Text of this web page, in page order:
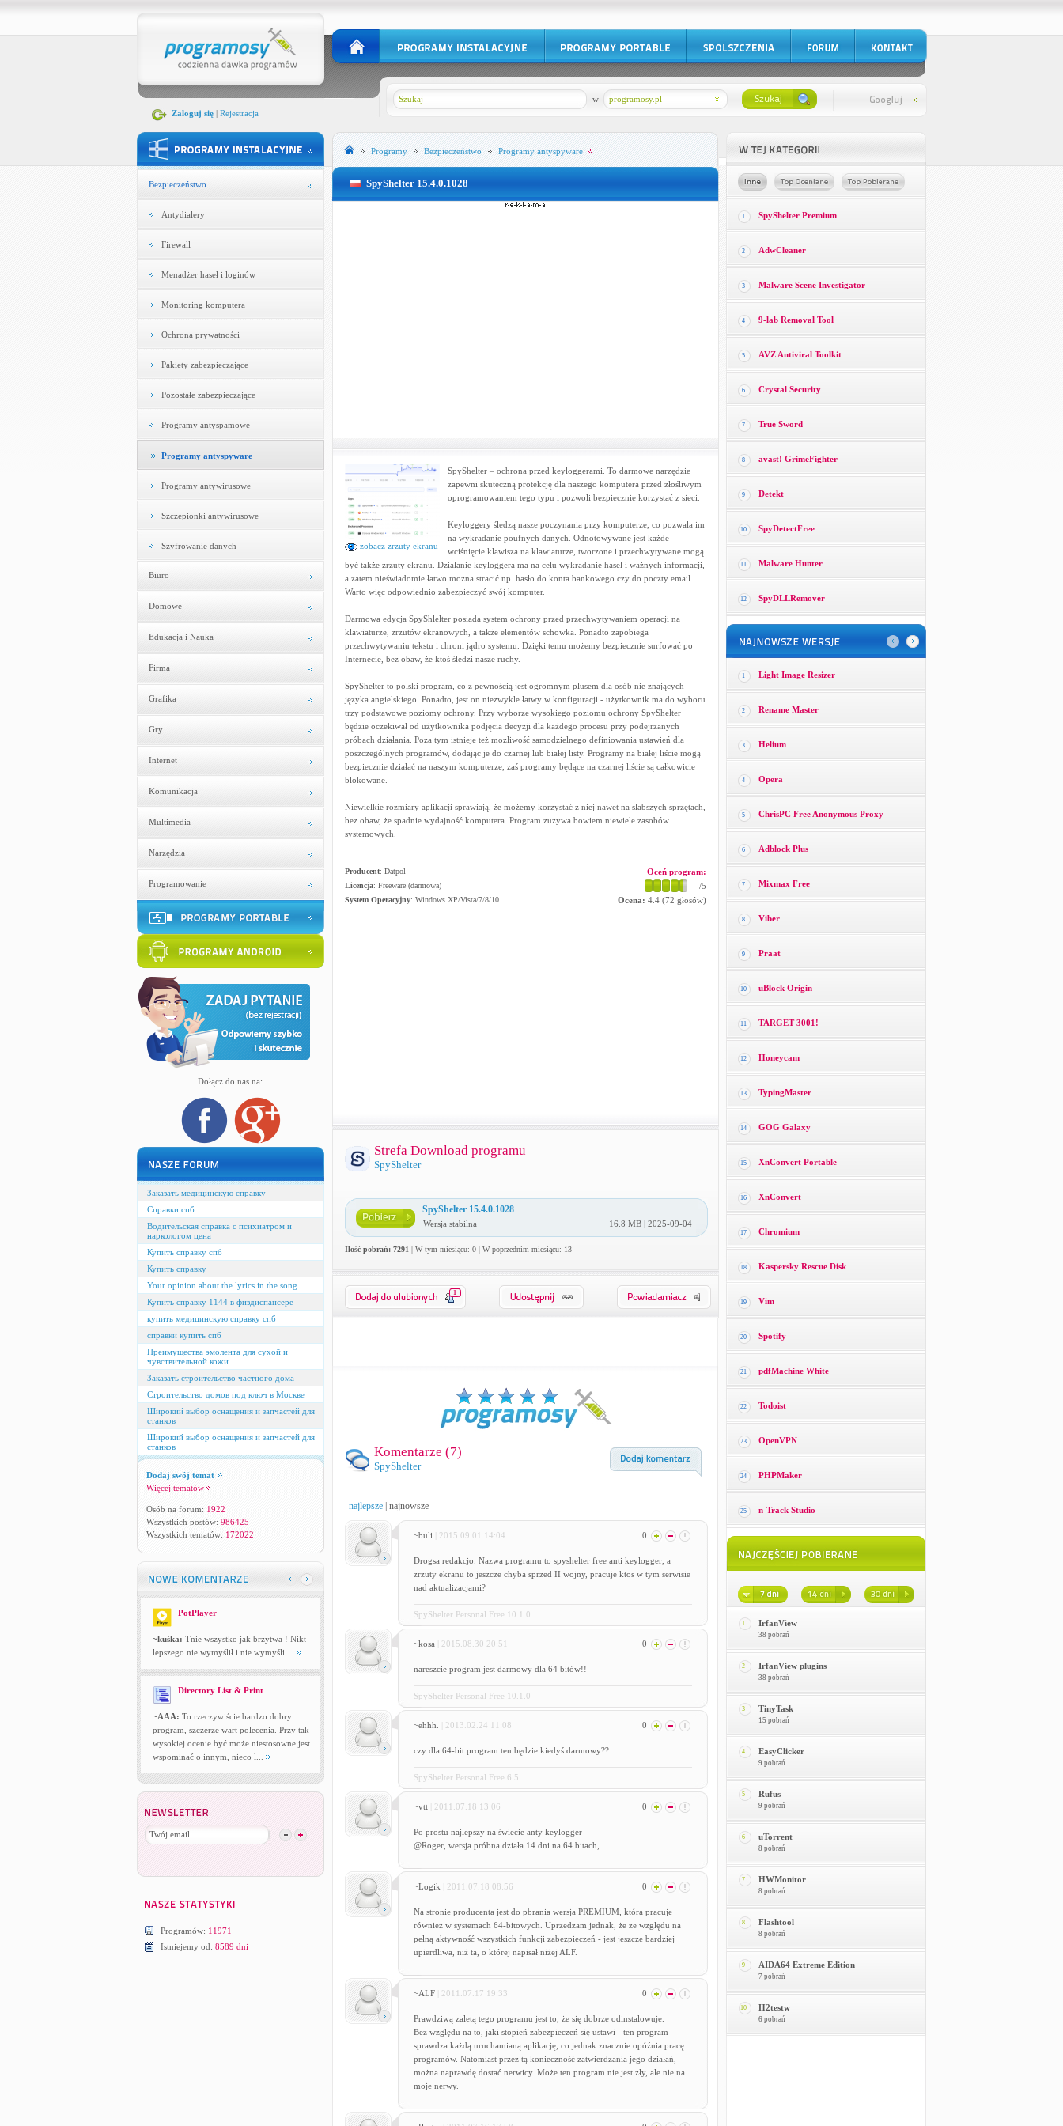
Zaloguj się| Rejestracja
programosy.pl
w
Bezpieczeństwo
Antydialery
Firewall
Menadżer haseł i loginów
Monitoring komputera
Ochrona prywatności
Pakiety zabezpieczające
Pozostałe zabezpieczające
Programy antyspamowe
Programy antyspyware
Programy antywirusowe
Szczepionki antywirusowe
Szyfrowanie danych
Biuro
Domowe
Edukacja i Nauka
Firma
Grafika
Gry
Internet
Komunikacja
Multimedia
Narzędzia
Programowanie
Dołącz do nas na:
Заказать медицинскую справку
Справки спб
Водительская справка с психиатром и
наркологом цена
Купить справку спб
Купить справку
Your opinion about the lyrics in the song
Купить справку 1144 в физдиспансере
купить медицинскую справку спб
справки купить спб
Преимущества эмолента для сухой и
чувствительной кожи
Заказать строительство частного дома
Строительство домов под ключ в Москве
Широкий выбор оснащения и запчастей для
станков
Широкий выбор оснащения и запчастей для
станков
Dodaj swój temat
Więcej tematów
Osób na forum: 1922
Wszystkich postów: 986425
Wszystkich tematów: 172022
PotPlayer
~kuśka: Tnie wszystko jak brzytwa ! Nikt
lepszego nie wymyślił i nie wymyśli ...
Directory List & Print
~AAA: To rzeczywiście bardzo dobry
program, szczerze wart polecenia. Przy tak
wysokiej ocenie być może niestosowne jest
wspominać o innym, nieco l...
Programów: 11971
Istniejemy od: 8589 dni
Programy Bezpieczeństwo Programy antyspyware
SpyShelter 15.4.0.1028
zobacz zrzuty ekranu
SpyShelter – ochrona przed keyloggerami. To darmowe narzędzie
zapewni skuteczną protekcję dla naszego komputera przed złośliwym
oprogramowaniem tego typu i pozwoli bezpiecznie korzystać z sieci.
Keyloggery śledzą nasze poczynania przy komputerze, co pozwala im
na wykradanie poufnych danych. Odnotowywane jest każde
wciśnięcie klawisza na klawiaturze, tworzone i przechwytywane mogą
być także zrzuty ekranu. Działanie keyloggera ma na celu wykradanie haseł i ważnych informacji,
a zatem nieświadomie łatwo można stracić np. hasło do konta bankowego czy do poczty email.
Warto więc odpowiednio zabezpieczyć swój komputer.
Darmowa edycja SpyShlelter posiada system ochrony przed przechwytywaniem operacji na
klawiaturze, zrzutów ekranowych, a także elementów schowka. Ponadto zapobiega
przechwytywaniu tekstu i chroni jądro systemu. Dzięki temu możemy bezpiecznie surfować po
Internecie, bez obaw, że ktoś śledzi nasze ruchy.
SpyShelter to polski program, co z pewnością jest ogromnym plusem dla osób nie znających
języka angielskiego. Ponadto, jest on niezwykle łatwy w konfiguracji - użytkownik ma do wyboru
trzy podstawowe poziomy ochrony. Przy wyborze wysokiego poziomu ochrony SpyShelter
będzie oczekiwał od użytkownika podjęcia decyzji dla każdego procesu przy podejrzanych
próbach działania. Poza tym istnieje też możliwość samodzielnego definiowania ustawień dla
poszczególnych programów, dodając je do czarnej lub białej listy. Programy na białej liście mogą
bezpiecznie działać na naszym komputerze, zaś programy będące na czarnej liście są całkowicie
blokowane.
Niewielkie rozmiary aplikacji sprawiają, że możemy korzystać z niej nawet na słabszych sprzętach,
bez obaw, że spadnie wydajność komputera. Program zużywa bowiem niewiele zasobów
systemowych.
Producent: Datpol
Licencja: Freeware (darmowa)
System Operacyjny: Windows XP/Vista/7/8/10
Oceń program:
-/5
Ocena: 4.4(72 głosów)
Strefa Download programu
SpyShelter
SpyShelter 15.4.0.1028
Wersja stabilna 16.8 MB | 2025-09-04
Ilość pobrań: 7291 | W tym miesiącu: 0 | W poprzednim miesiącu: 13
1
Komentarze (7)
SpyShelter
najlepsze| najnowsze
~buli | 2015.09.01 14:04 0
Drogsa redakcjo. Nazwa programu to spyshelter free anti keylogger, a
zrzuty ekranu to jeszcze chyba sprzed II wojny, pracuje ktos w tym serwisie
nad aktualizacjami?
SpyShelter Personal Free 10.1.0
~kosa | 2015.08.30 20:51 0
nareszcie program jest darmowy dla 64 bitów!!
SpyShelter Personal Free 10.1.0
~ehhh. | 2013.02.24 11:08 0
czy dla 64-bit program ten będzie kiedyś darmowy??
SpyShelter Personal Free 6.5
~vtt | 2011.07.18 13:06 0
Po prostu najlepszy na świecie anty keylogger
@Roger, wersja próbna działa 14 dni na 64 bitach,
~Logik | 2011.07.18 08:56 0
Na stronie producenta jest do pbrania wersja PREMIUM, która pracuje
również w systemach 64-bitowych. Uprzedzam jednak, że ze względu na
pełną aktywność wszystkich funkcji zabezpieczeń - jest jeszcze bardziej
upierdliwa, niż ta, o której napisał niżej ALF.
~ALF | 2011.07.17 19:33 0
Prawdziwą zaletą tego programu jest to, że się dobrze odinstalowuje.
Bez względu na to, jaki stopień zabezpieczeń się ustawi - ten program
sprawdza każdą uruchamianą aplikację, co jednak znacznie opóźnia pracę
programów. Natomiast przez tą konieczność zatwierdzania jego działań,
można naprawdę dostać nerwicy. Może ten program nie jest zły, ale nie na
moje nerwy.
1 SpyShelter Premium
2 AdwCleaner
3 Malware Scene Investigator
4 9-lab Removal Tool
5 AVZ Antiviral Toolkit
6 Crystal Security
7 True Sword
8 avast! GrimeFighter
9 Detekt
10 SpyDetectFree
11 Malware Hunter
12 SpyDLLRemover
1 Light Image Resizer
2 Rename Master
3 Helium
4 Opera
5 ChrisPC Free Anonymous Proxy
6 Adblock Plus
7 Mixmax Free
8 Viber
9 Praat
10 uBlock Origin
11 TARGET 3001!
12 Honeycam
13 TypingMaster
14 GOG Galaxy
15 XnConvert Portable
16 XnConvert
17 Chromium
18 Kaspersky Rescue Disk
19 Vim
20 Spotify
21 pdfMachine White
22 Todoist
23 OpenVPN
24 PHPMaker
25 n-Track Studio
1 IrfanView
38 pobrań
2 IrfanView plugins
38 pobrań
3 TinyTask
15 pobrań
4 EasyClicker
9 pobrań
5 Rufus
9 pobrań
6 uTorrent
8 pobrań
7 HWMonitor
8 pobrań
8 Flashtool
8 pobrań
9 AIDA64 Extreme Edition
7 pobrań
10 H2testw
6 pobrań